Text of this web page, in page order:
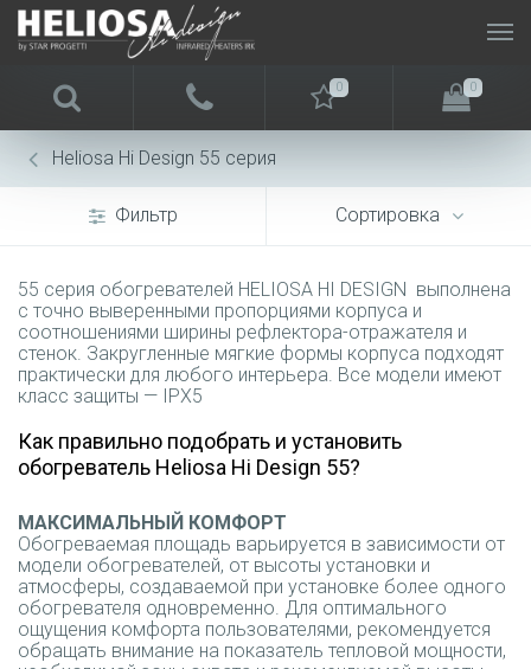
0 0
Heliosa Hi Design 55 серия
Фильтр Сортировка
55 серия обогревателей HELIOSA HI DESIGN выполнена
с точно выверенными пропорциями корпуса и
соотношениями ширины рефлектора-отражателя и
стенок. Закругленные мягкие формы корпуса подходят
практически для любого интерьера. Все модели имеют
класс защиты — IPX5
Как правильно подобрать и установить
обогреватель Heliosa Hi Design 55?
МАКСИМАЛЬНЫЙ КОМФОРТ
Обогреваемая площадь варьируется в зависимости от
модели обогревателей, от высоты установки и
атмосферы, создаваемой при установке более одного
обогревателя одновременно. Для оптимального
ощущения комфорта пользователями, рекомендуется
обращать внимание на показатель тепловой мощности,